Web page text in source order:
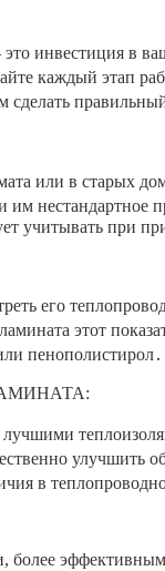
инвестиция в
каждый этап
сделать
или в
нестандартное
учитывать при
его
этот
пенополистирол․
улучшить
в
более